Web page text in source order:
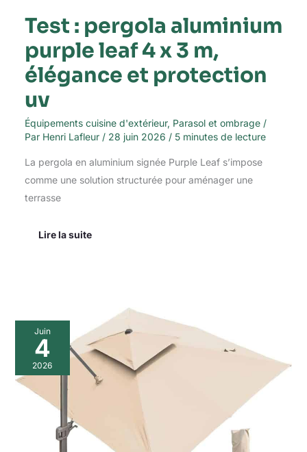
Test : pergola aluminium
purple leaf 4 x 3 m,
élégance et protection
uv
Équipements cuisine d'extérieur, Parasol et ombrage/
Par Henri Lafleur / 28 juin 2026 / 5 minutes de lecture
La pergola en aluminium signée Purple Leaf s’impose
comme une solution structurée pour aménager une
terrasse
Lire la suite
Juin
4
2026
Test
du
parasol
déporté
LKINBO
3x4m
inclinable
housse